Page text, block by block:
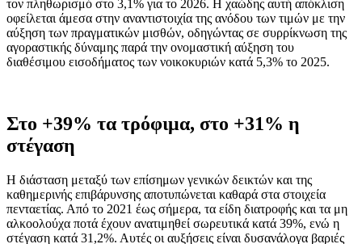
τον πληθωρισμό στο 3,1% για το 2026. Η χαώδης αυτή απόκλιση
οφείλεται άμεσα στην αναντιστοιχία της ανόδου των τιμών με την
αύξηση των πραγματικών μισθών, οδηγώντας σε συρρίκνωση της
αγοραστικής δύναμης παρά την ονομαστική αύξηση του
διαθέσιμου εισοδήματος των νοικοκυριών κατά 5,3% το 2025.
Στο +39% τα τρόφιμα, στο +31% η
στέγαση
Η διάσταση μεταξύ των επίσημων γενικών δεικτών και της
καθημερινής επιβάρυνσης αποτυπώνεται καθαρά στα στοιχεία
πενταετίας. Από το 2021 έως σήμερα, τα είδη διατροφής και τα μη
αλκοολούχα ποτά έχουν ανατιμηθεί σωρευτικά κατά 39%, ενώ η
στέγαση κατά 31,2%. Αυτές οι αυξήσεις είναι δυσανάλογα βαριές